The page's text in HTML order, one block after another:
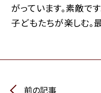
がっています。素敵で
子どもたちが楽しむ。
前の記事